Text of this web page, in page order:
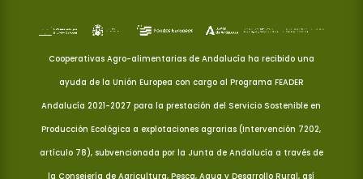
Cooperativas Agro-alimentarias de Andalucía ha recibido una
ayuda de la Unión Europea con cargo al Programa FEADER
Andalucía 2021-2027 para la prestación del Servicio Sostenible en
Producción Ecológica a explotaciones agrarias (Intervención 7202,
artículo 78), subvencionada por la Junta de Andalucía a través de
la Consejería de Agricultura, Pesca, Agua y Desarrollo Rural, así